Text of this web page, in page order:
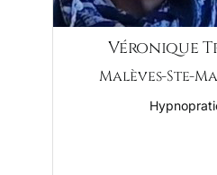
Véronique
Malèves-Ste-